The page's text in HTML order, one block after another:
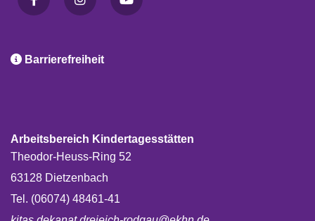
 Barrierefreiheit
Arbeitsbereich Kindertagesstätten
Theodor-Heuss-Ring 52
63128 Dietzenbach
Tel. (06074) 48461-41